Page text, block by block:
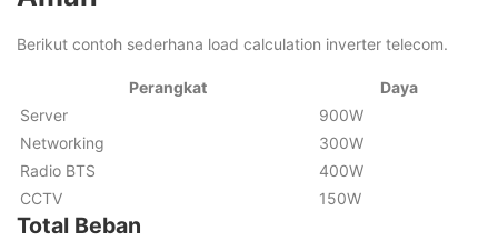
Berikut contoh sederhana load calculation inverter telecom.
Perangkat
Daya
Server
900W
Networking
300W
Radio BTS
400W
CCTV
150W
Total Beban